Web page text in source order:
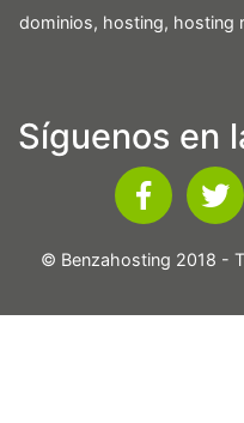
dominios, hosting, hosting
Síguenos en
© Benzahosting 2018 -